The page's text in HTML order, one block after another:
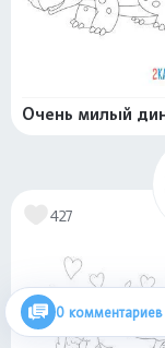
Очень милый
427
0 комментариев